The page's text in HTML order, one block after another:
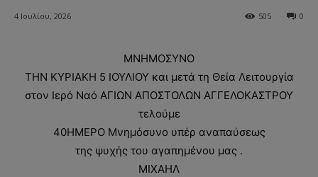
4 Ιουλίου, 2026 0
505
ΜΝΗΜΟΣΥΝΟ
ΤΗΝ ΚΥΡΙΑΚΗ 5 ΙΟΥΛΙΟΥ και μετά τη Θεία Λειτουργία
στον Ιερό Ναό ΑΓΙΩΝ ΑΠΟΣΤΟΛΩΝ ΑΓΓΕΛΟΚΑΣΤΡΟΥ
τελούμε
40ΗΜΕΡΟ Μνημόσυνο υπέρ αναπαύσεως
της ψυχής του αγαπημένου μας .
ΜΙΧΑΗΛ